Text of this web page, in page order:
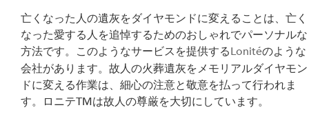
亡くなった人の遺灰をダイヤモンドに変えることは、亡く
なった愛する人を追悼するためのおしゃれでパーソナルな
方法です。このようなサービスを提供するLonitéのような
会社があります。故人の火葬遺灰をメモリアルダイヤモン
ドに変える作業は、細心の注意と敬意を払って行われま
す。ロニテTMは故人の尊厳を大切にしています。